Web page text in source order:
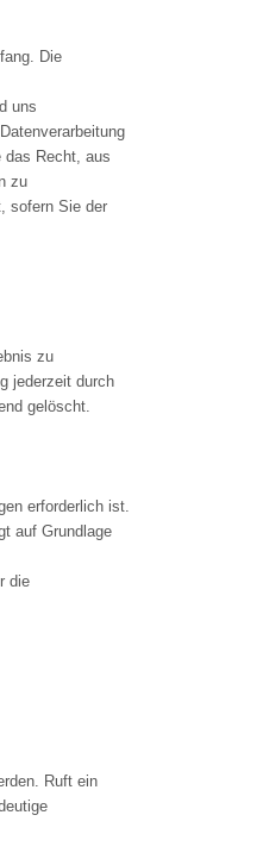
Die
uns
das Recht, aus
zu
sofern Sie der
zu
jederzeit durch
gelöscht.
erforderlich ist.
auf Grundlage
die
Ruft ein